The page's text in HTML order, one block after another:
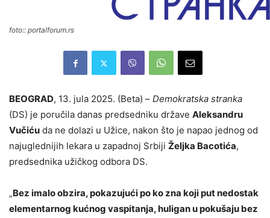
foto:: portalforum.rs
BEOGRAD, 13. jula 2025. (Beta) – Demokratska stranka
(DS) je poručila danas predsedniku države Aleksandru
Vučiću da ne dolazi u Užice, nakon što je napao jednog od
najuglednijih lekara u zapadnoj Srbiji Željka Bacotića,
predsednika užičkog odbora DS.
„Bez imalo obzira, pokazujući po ko zna koji put nedostak
elementarnog kućnog vaspitanja, huligan u pokušaju bez